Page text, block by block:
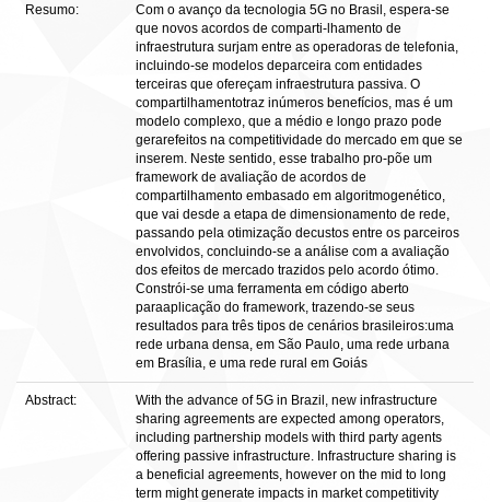
Resumo:
Com o avanço da tecnologia 5G no Brasil, espera-se
que novos acordos de comparti-lhamento de
infraestrutura surjam entre as operadoras de telefonia,
incluindo-se modelos deparceira com entidades
terceiras que ofereçam infraestrutura passiva. O
compartilhamentotraz inúmeros benefícios, mas é um
modelo complexo, que a médio e longo prazo pode
gerarefeitos na competitividade do mercado em que se
inserem. Neste sentido, esse trabalho pro-põe um
framework de avaliação de acordos de
compartilhamento embasado em algoritmogenético,
que vai desde a etapa de dimensionamento de rede,
passando pela otimização decustos entre os parceiros
envolvidos, concluindo-se a análise com a avaliação
dos efeitos de mercado trazidos pelo acordo ótimo.
Constrói-se uma ferramenta em código aberto
paraaplicação do framework, trazendo-se seus
resultados para três tipos de cenários brasileiros:uma
rede urbana densa, em São Paulo, uma rede urbana
em Brasília, e uma rede rural em Goiás
Abstract:
With the advance of 5G in Brazil, new infrastructure
sharing agreements are expected among operators,
including partnership models with third party agents
offering passive infrastructure. Infrastructure sharing is
a beneficial agreements, however on the mid to long
term might generate impacts in market competitivity